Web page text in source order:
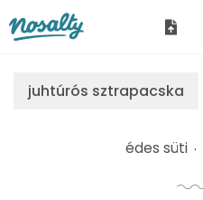
juhtúrós sztrapacska
édes süti